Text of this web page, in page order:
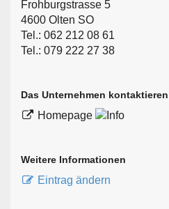
Frohburgstrasse 5
4600 Olten SO
Tel.: 062 212 08 61
Tel.: 079 222 27 38
Das Unternehmen kontaktieren
Homepage
Weitere Informationen
Eintrag ändern